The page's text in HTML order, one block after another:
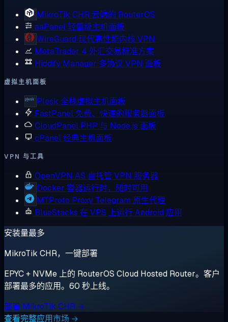
MikroTik CHR 云端的 RouterOS
aaPanel轻量级主机面板
WireGuard 现代高性能内核 VPN
MetaTrader 4 外汇交易标准方案
Hiddify Manager 多协议 VPN 面板
虚拟主机面板
Plesk 全栈虚拟主机面板
FastPanel 免费、快速的服务器面板
CloudPanel PHP 与 Node.js 面板
cPanel经典主机面板
VPN 与工具
OpenVPN AS 自托管 VPN 服务器
Docker 容器运行时，随时可用
MTProto Proxy Telegram 原生代理
BlueStacks 在 VPS 上运行 Android 应用
安装量最多
MikroTik CHR，一键部署
EPYC + NVMe 上的 RouterOS Cloud Hosted Router。客户
部署最多的应用。60 秒上线。
部署 MikroTik CHR →
查看完整应用市场 →